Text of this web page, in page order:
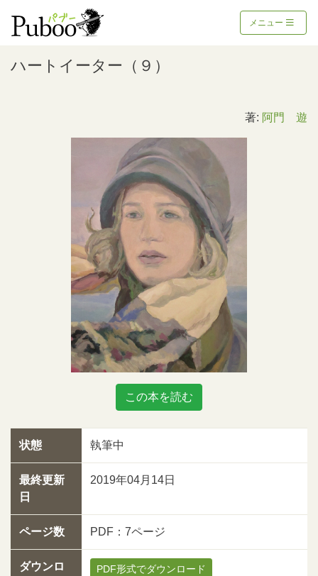
メニュー
ハートイーター（９）
著: 阿門 遊
この本を読む
状態 執筆中
最終更新
日
2019年04月14日
ページ数 PDF：7ページ
ダウンロ
PDF形式でダウンロード